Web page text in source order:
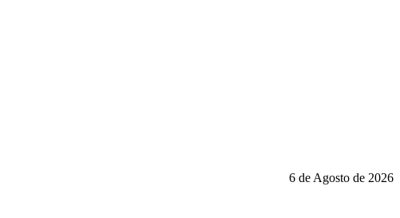
6 de Agosto de 2026